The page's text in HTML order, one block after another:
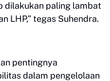
dilakukan paling lambat
LHP,” tegas Suhendra.
pentingnya
dalam pengelolaan